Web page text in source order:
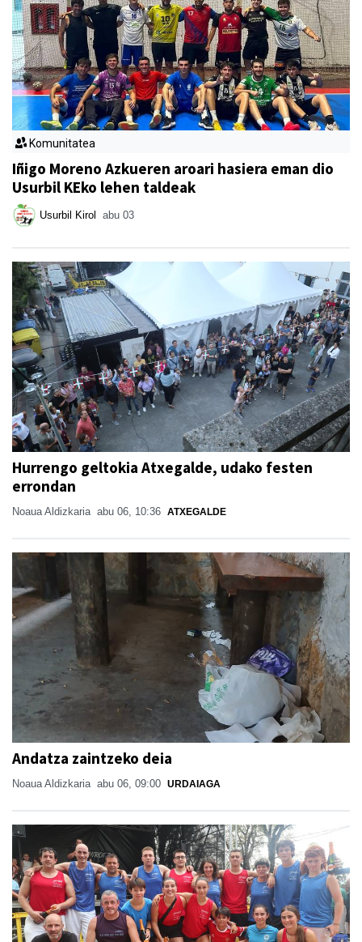
Komunitatea
Iñigo Moreno Azkueren aroari hasiera eman dio
Usurbil KEko lehen taldeak
Usurbil Kirol abu 03
Hurrengo geltokia Atxegalde, udako festen
errondan
Noaua Aldizkaria abu 06, 10:36 ATXEGALDE
Andatza zaintzeko deia
Noaua Aldizkaria abu 06, 09:00 URDAIAGA